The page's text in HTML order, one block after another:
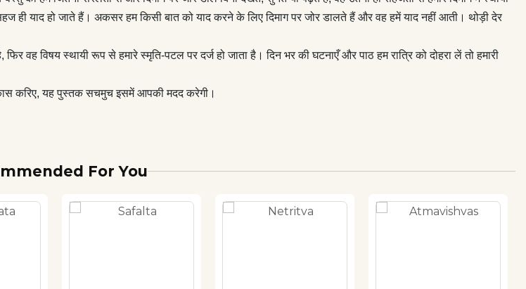
याद हो जाते हैं। अकसर हम किसी बात को याद करने के लिए दिमाग पर जोर डालते हैं और वह हमें याद नहीं आती। थोड़ी देर
विषय स्थायी रूप से हमारे स्मृति-पटल पर दर्ज हो जाता है। दिन भर की घटनाएँ और पाठ हम रात्रि को दोहरा लें तो हमारी
करिए, यह पुस्तक सचमुच इसमें आपकी मदद करेगी।
For You